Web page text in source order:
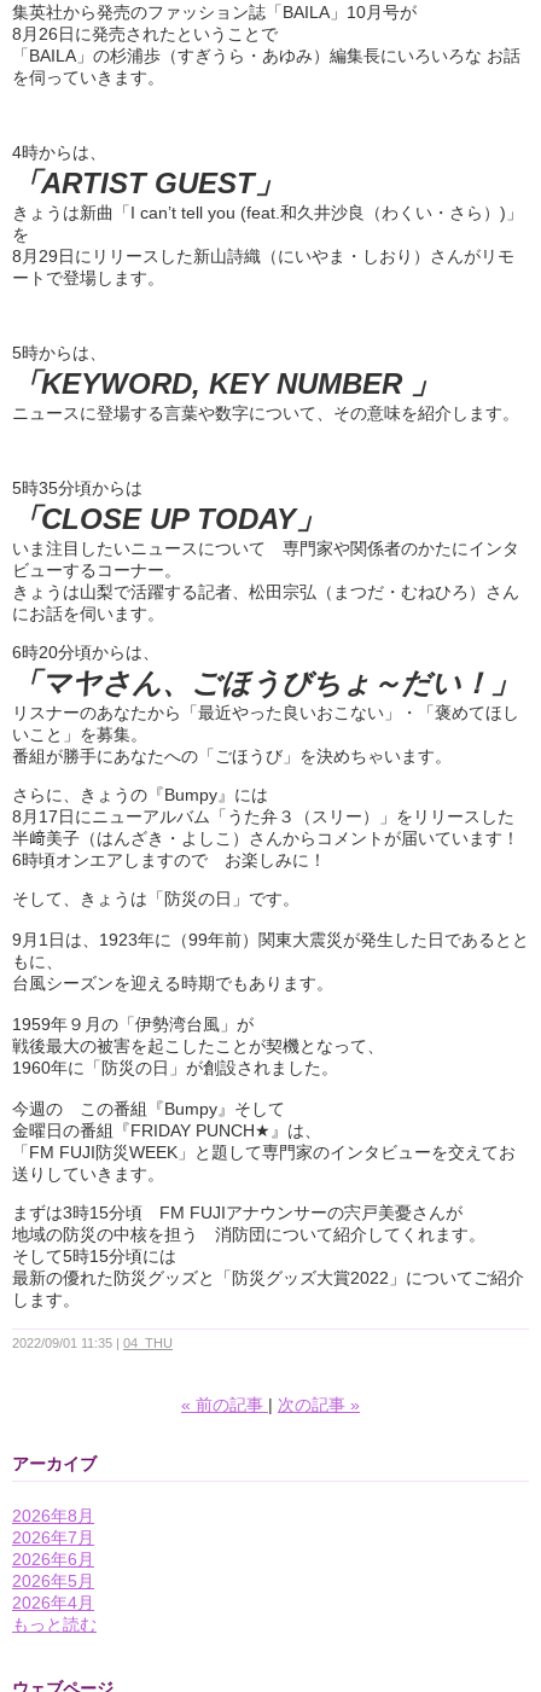
集英社から発売のファッション誌「BAILA」10月号が
8月26日に発売されたということで
「BAILA」の杉浦歩（すぎうら・あゆみ）編集長にいろいろな お話
を伺っていきます。
4時からは、
「ARTIST GUEST」
きょうは新曲「I can’t tell you (feat.和久井沙良（わくい・さら）)」
を
8月29日にリリースした新山詩織（にいやま・しおり）さんがリモ
ートで登場します。
5時からは、
「KEYWORD, KEY NUMBER 」
ニュースに登場する言葉や数字について、その意味を紹介します。
5時35分頃からは
「CLOSE UP TODAY」
いま注目したいニュースについて 専門家や関係者のかたにインタ
ビューするコーナー。
きょうは山梨で活躍する記者、松田宗弘（まつだ・むねひろ）さん
にお話を伺います。
6時20分頃からは、
「マヤさん、ごほうびちょ～だい！」
リスナーのあなたから「最近やった良いおこない」・「褒めてほし
いこと」を募集。
番組が勝手にあなたへの「ごほうび」を決めちゃいます。
さらに、きょうの『Bumpy』には
8月17日にニューアルバム「うた弁３（スリー）」をリリースした
半﨑美子（はんざき・よしこ）さんからコメントが届いています！
6時頃オンエアしますので お楽しみに！
そして、きょうは「防災の日」です。
9月1日は、1923年に（99年前）関東大震災が発生した日であるとと
もに、
台風シーズンを迎える時期でもあります。
1959年９月の「伊勢湾台風」が
戦後最大の被害を起こしたことが契機となって、
1960年に「防災の日」が創設されました。
今週の この番組『Bumpy』そして
金曜日の番組『FRIDAY PUNCH★』は、
「FM FUJI防災WEEK」と題して専門家のインタビューを交えてお
送りしていきます。
まずは3時15分頃 FM FUJIアナウンサーの宍戸美憂さんが
地域の防災の中核を担う 消防団について紹介してくれます。
そして5時15分頃には
最新の優れた防災グッズと「防災グッズ大賞2022」についてご紹介
します。
2022/09/01 11:35 04_THU
« 前の記事 次の記事 »
アーカイブ
2026年8月
2026年7月
2026年6月
2026年5月
2026年4月
もっと読む